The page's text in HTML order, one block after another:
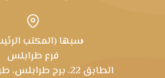
سبها (المكتب
فرع طرابلس
الطابق 22، برج طرابلس، طرابلس، ليبيا